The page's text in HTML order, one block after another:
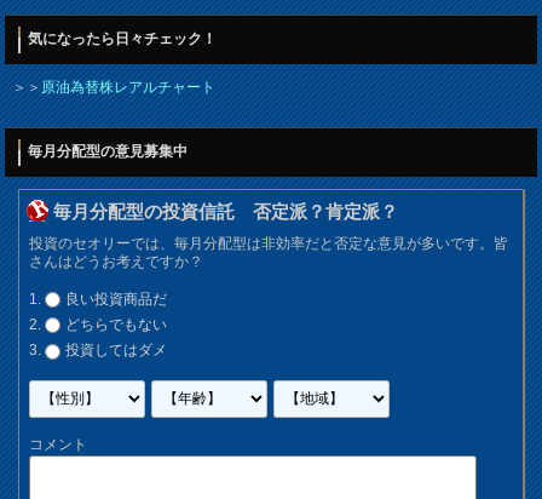
気になったら日々チェック！
＞＞原油為替株レアルチャート
毎月分配型の意見募集中
毎月分配型の投資信託 否定派？肯定派？
投資のセオリーでは、毎月分配型は非効率だと否定な意見が多いです。皆
さんはどうお考えですか？
良い投資商品だ
どちらでもない
投資してはダメ
コメント